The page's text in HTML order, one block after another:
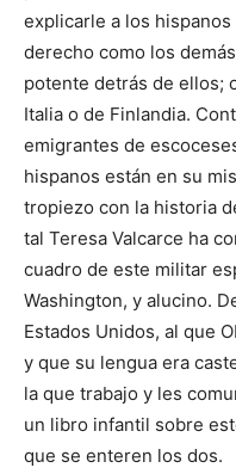
explicarle a los
derecho como los
potente detrás de ellos;
Italia o de Finlandia.
emigrantes de
hispanos están en su
tropiezo con la historia
tal Teresa Valcarce ha
cuadro de este militar
Washington, y alucino.
Estados Unidos, al que
y que su lengua era
la que trabajo y les
un libro infantil sobre
que se enteren los dos.